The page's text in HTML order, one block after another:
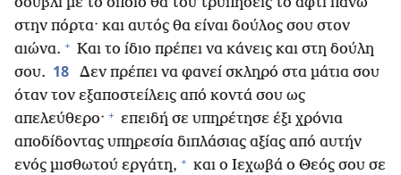
στην πόρτα· και αυτός θα είναι δούλος σου στον
αιώνα. + Και το ίδιο πρέπει να κάνεις και στη δούλη
σου. 18
Δεν πρέπει να φανεί σκληρό στα μάτια σου
όταν τον εξαποστείλεις από κοντά σου ως
απελεύθερο· + επειδή σε υπηρέτησε έξι χρόνια
αποδίδοντας υπηρεσία διπλάσιας αξίας από αυτήν
ενός μισθωτού εργάτη, + και ο Ιεχωβά ο Θεός σου σε